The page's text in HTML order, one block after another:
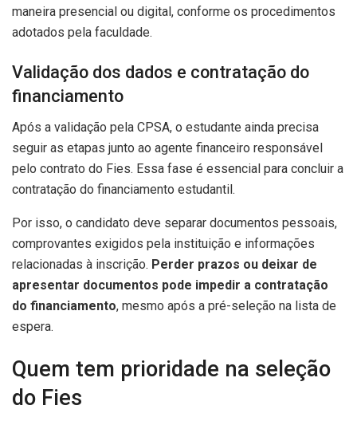
maneira presencial ou digital, conforme os procedimentos
adotados pela faculdade.
Validação dos dados e contratação do
financiamento
Após a validação pela CPSA, o estudante ainda precisa
seguir as etapas junto ao agente financeiro responsável
pelo contrato do Fies. Essa fase é essencial para concluir a
contratação do financiamento estudantil.
Por isso, o candidato deve separar documentos pessoais,
comprovantes exigidos pela instituição e informações
relacionadas à inscrição. Perder prazos ou deixar de
apresentar documentos pode impedir a contratação
do financiamento, mesmo após a pré-seleção na lista de
espera.
Quem tem prioridade na seleção
do Fies